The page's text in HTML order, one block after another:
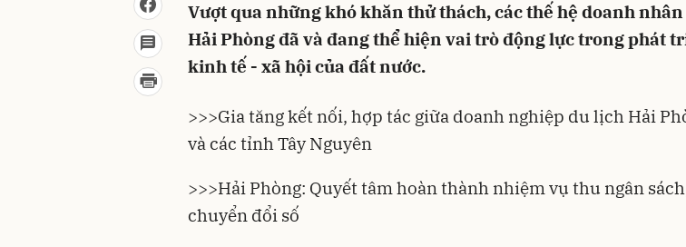
Vượt qua những khó khăn thử thách, các thế hệ doanh nhân
Hải Phòng đã và đang thể hiện vai trò động lực trong phát
kinh tế - xã hội của đất nước.
>>>Gia tăng kết nối, hợp tác giữa doanh nghiệp du lịch Hải
và các tỉnh Tây Nguyên
>>>Hải Phòng: Quyết tâm hoàn thành nhiệm vụ thu ngân
chuyển đổi số